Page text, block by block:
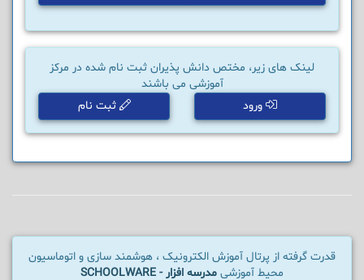
لینک های زیر، مختص دانش پذیران ثبت نام شده در مرکز
آموزشی می باشند
ورود
ثبت نام
قدرت گرفته از پرتال آموزش الکترونیک ، هوشمند سازی و اتوماسیون
محیط آموزشی مدرسه افزار - SCHOOLWARE